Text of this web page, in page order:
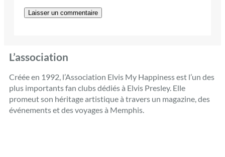
L’association
Créée en 1992, l’Association Elvis My Happiness est l’un des
plus importants fan clubs dédiés à Elvis Presley. Elle
promeut son héritage artistique à travers un magazine, des
événements et des voyages à Memphis.